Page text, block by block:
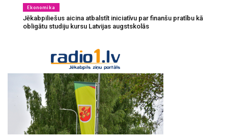
Ekonomika
Jēkabpiliešus aicina atbalstīt iniciatīvu par finanšu pratību kā
obligātu studiju kursu Latvijas augstskolās